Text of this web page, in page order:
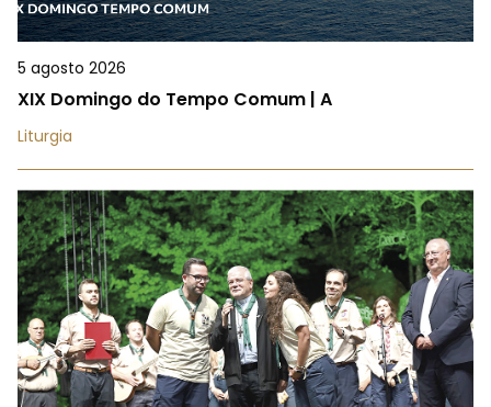
5 agosto 2026
XIX Domingo do Tempo Comum | A
Liturgia